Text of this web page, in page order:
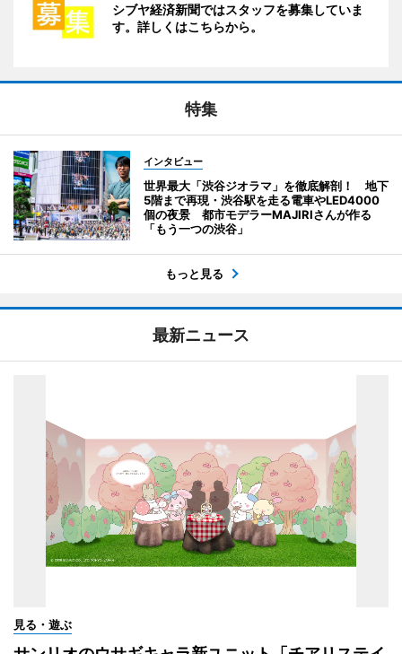
シブヤ経済新聞ではスタッフを募集していま
す。詳しくはこちらから。
特集
インタビュー
世界最大「渋谷ジオラマ」を徹底解剖！ 地下
5階まで再現・渋谷駅を走る電車やLED4000
個の夜景 都市モデラーMAJIRIさんが作る
「もう一つの渋谷」
もっと見る
最新ニュース
見る・遊ぶ